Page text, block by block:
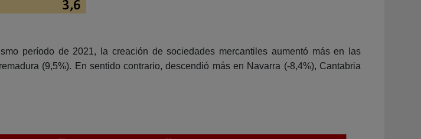
período de 2021, la creación de sociedades mercantiles aumentó más en las
(9,5%). En sentido contrario, descendió más en Navarra (-8,4%), Cantabria